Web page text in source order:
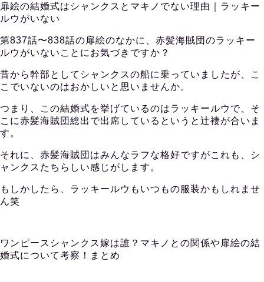
扉絵の結婚式はシャンクスとマキノでない理由｜ラッキー
ルウがいない
第837話〜838話の扉絵のなかに、赤髪海賊団のラッキー
ルウがいないことにお気づきですか？
昔から幹部としてシャンクスの船に乗っていましたが、こ
こでいないのはおかしいと思いませんか。
つまり、この結婚式を挙げているのはラッキールウで、そ
こに赤髪海賊団総出で出席しているというと辻褄が合いま
す。
それに、赤髪海賊団はみんなラフな格好ですがこれも、シ
ャンクスたちらしい感じがします。
もしかしたら、ラッキールウもいつもの服装かもしれませ
ん笑
ワンピースシャンクス嫁は誰？マキノとの関係や扉絵の結
婚式について考察！まとめ